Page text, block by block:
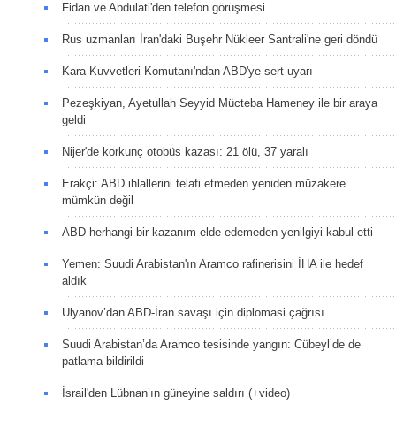
Fidan ve Abdulati'den telefon görüşmesi
Rus uzmanları İran'daki Buşehr Nükleer Santrali'ne geri döndü
Kara Kuvvetleri Komutanı'ndan ABD'ye sert uyarı
Pezeşkiyan, Ayetullah Seyyid Mücteba Hameney ile bir araya
geldi
Nijer'de korkunç otobüs kazası: 21 ölü, 37 yaralı
Erakçi: ABD ihlallerini telafi etmeden yeniden müzakere
mümkün değil
ABD herhangi bir kazanım elde edemeden yenilgiyi kabul etti
Yemen: Suudi Arabistan'ın Aramco rafinerisini İHA ile hedef
aldık
Ulyanov’dan ABD-İran savaşı için diplomasi çağrısı
Suudi Arabistan’da Aramco tesisinde yangın: Cübeyl’de de
patlama bildirildi
İsrail'den Lübnan’ın güneyine saldırı (+video)